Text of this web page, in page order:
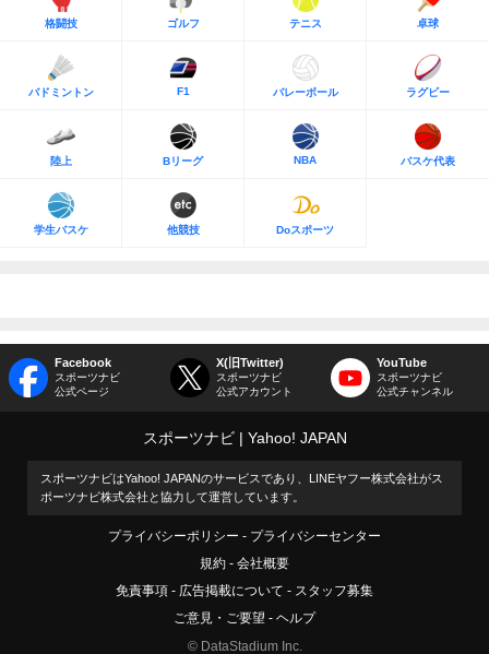
格闘技 ゴルフ テニス 卓球
バドミントン F1 バレーボール ラグビー
陸上 Bリーグ NBA バスケ代表
学生バスケ 他競技 Doスポーツ
Facebook
スポーツナビ
公式ページ
X(旧Twitter)
スポーツナビ
公式アカウント
YouTube
スポーツナビ
公式チャンネル
スポーツナビ Yahoo! JAPAN
スポーツナビはYahoo! JAPANのサービスであり、LINEヤフー株式会社がス
ポーツナビ株式会社と協力して運営しています。
プライバシーポリシー
プライバシーセンター
規約
会社概要
免責事項
広告掲載について
スタッフ募集
ご意見・ご要望
ヘルプ
© DataStadium Inc.